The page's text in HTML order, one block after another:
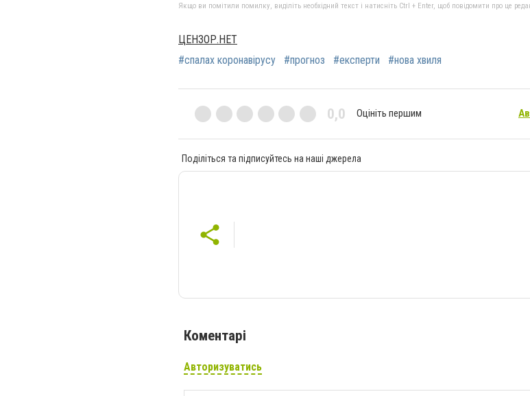
Якщо ви помітили помилку, виділіть необхідний текст і натисніть Ctrl + Enter, щоб повідомити про це
ЦЕНЗОР.НЕТ
#спалах коронавірусу
#прогноз #експерти #нова хвиля
0,0 Оцініть першим
Поділіться та підписуйтесь на наші джерела
Коментарі
Авторизуватись